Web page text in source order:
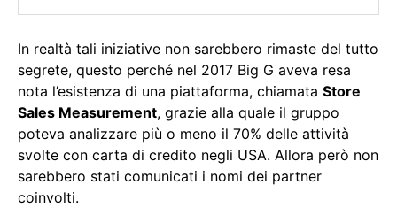
In realtà tali iniziative non sarebbero rimaste del tutto
segrete, questo perché nel 2017 Big G aveva resa
nota l’esistenza di una piattaforma, chiamata Store
Sales Measurement, grazie alla quale il gruppo
poteva analizzare più o meno il 70% delle attività
svolte con carta di credito negli USA. Allora però non
sarebbero stati comunicati i nomi dei partner
coinvolti.